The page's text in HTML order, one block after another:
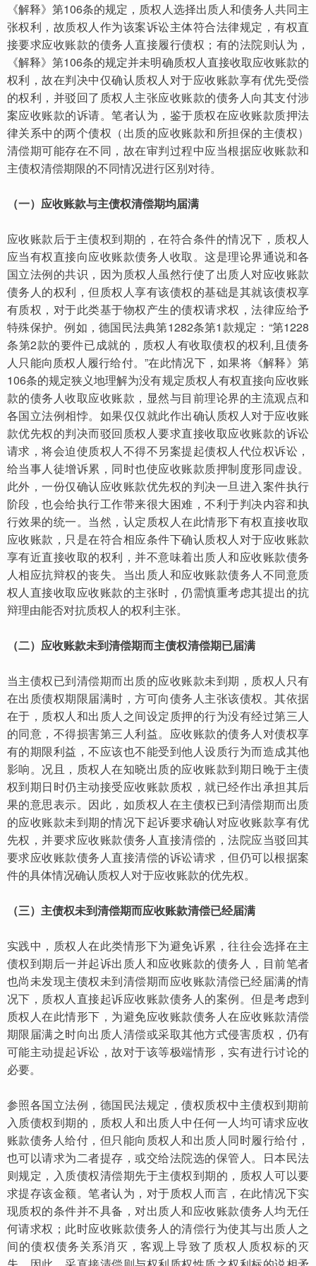
《解释》第106条的规定，质权人选择出质人和债务人共同主
张权利，故质权人作为该案诉讼主体符合法律规定，有权直
接要求应收账款的债务人直接履行债权；有的法院则认为，
《解释》第106条的规定并未明确质权人直接收取应收账款的
权利，故在判决中仅确认质权人对于应收账款享有优先受偿
的权利，并驳回了质权人主张应收账款的债务人向其支付涉
案应收账款的诉请。笔者认为，鉴于质权在应收账款质押法
律关系中的两个债权（出质的应收账款和所担保的主债权）
清偿期可能存在不同，故在审判过程中应当根据应收账款和
主债权清偿期限的不同情况进行区别对待。
（一）应收账款与主债权清偿期均届满
应收账款后于主债权到期的，在符合条件的情况下，质权人
应当有权直接向应收账款债务人收取。这是理论界通说和各
国立法例的共识，因为质权人虽然行使了出质人对应收账款
债务人的权利，但质权人享有该债权的基础是其就该债权享
有质权，对于此类基于物权产生的债权请求权，法律应给予
特殊保护。例如，德国民法典第1282条第1款规定：“第1228
条第2款的要件已成就的，质权人有收取债权的权利,且债务
人只能向质权人履行给付。”在此情况下，如果将《解释》第
106条的规定狭义地理解为没有规定质权人有权直接向应收账
款的债务人收取应收账款，显然与目前理论界的主流观点和
各国立法例相悖。如果仅仅就此作出确认质权人对于应收账
款优先权的判决而驳回质权人要求直接收取应收账款的诉讼
请求，将会迫使质权人不得不另案提起债权人代位权诉讼，
给当事人徒增诉累，同时也使应收账款质押制度形同虚设。
此外，一份仅确认应收账款优先权的判决一旦进入案件执行
阶段，也会给执行工作带来很大困难，不利于判决内容和执
行效果的统一。当然，认定质权人在此情形下有权直接收取
应收账款，只是在符合相应条件下确认质权人对于应收账款
享有近直接收取的权利，并不意味着出质人和应收账款债务
人相应抗辩权的丧失。当出质人和应收账款债务人不同意质
权人直接收取应收账款的主张时，仍需慎重考虑其提出的抗
辩理由能否对抗质权人的权利主张。
（二）应收账款未到清偿期而主债权清偿期已届满
当主债权已到清偿期而出质的应收账款未到期，质权人只有
在出质债权期限届满时，方可向债务人主张该债权。其依据
在于，质权人和出质人之间设定质押的行为没有经过第三人
的同意，不得损害第三人利益。应收账款的债务人对债权享
有的期限利益，不应该也不能受到他人设质行为而造成其他
影响。况且，质权人在知晓出质的应收账款到期日晚于主债
权到期日时仍主动接受应收账款质权，就已经作出承担其后
果的意思表示。因此，如质权人在主债权已到清偿期而出质
的应收账款未到期的情况下起诉要求确认对应收账款享有优
先权，并要求应收账款债务人直接清偿的，法院应当驳回其
要求应收账款债务人直接清偿的诉讼请求，但仍可以根据案
件的具体情况确认质权人对于应收账款的优先权。
（三）主债权未到清偿期而应收账款清偿已经届满
实践中，质权人在此类情形下为避免诉累，往往会选择在主
债权到期后一并起诉出质人和应收账款的债务人，目前笔者
也尚未发现主债权未到清偿期而应收账款清偿已经届满的情
况下，质权人直接起诉应收账款债务人的案例。但是考虑到
质权人在此情形下，为避免应收账款债务人在应收账款清偿
期限届满之时向出质人清偿或采取其他方式侵害质权，仍有
可能主动提起诉讼，故对于该等极端情形，实有进行讨论的
必要。
参照各国立法例，德国民法规定，债权质权中主债权到期前
入质债权到期的，质权人和出质人中任何一人均可请求应收
账款债务人给付，但只能向质权人和出质人同时履行给付，
也可以请求为二者提存，或交给法院选的保管人。日本民法
则规定，入质债权清偿期先于主债权到期的，质权人可以要
求提存该金额。笔者认为，对于质权人而言，在此情况下实
现质权的条件并不具备，对出质人和应收账款债务人均无任
何请求权；此时应收账款债务人的清偿行为使其与出质人之
间的债权债务关系消灭，客观上导致了质权人质权标的灭